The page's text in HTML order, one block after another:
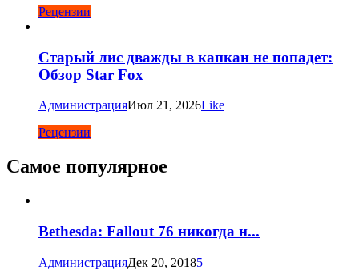
Рецензии
Старый лис дважды в капкан не попадет:
Обзор Star Fox
АдминистрацияИюл 21, 2026Like
Рецензии
Самое популярное
Bethesda: Fallout 76 никогда н...
АдминистрацияДек 20, 20185